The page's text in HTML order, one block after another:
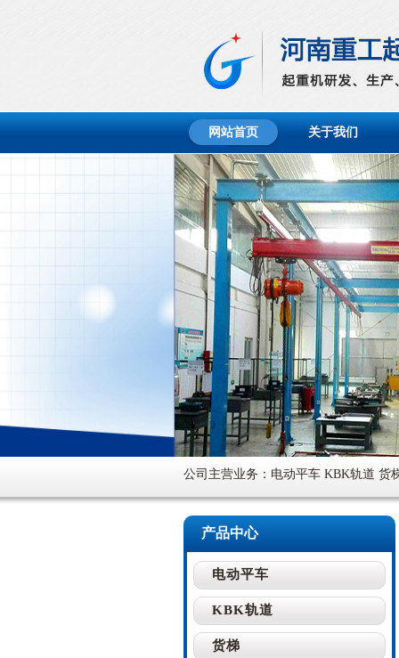
网站首页 关于我们
公司主营业务：电动平车 KBK轨道 货
产品中心
电动平车
KBK轨道
货梯